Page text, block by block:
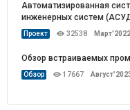
Автоматизированная
инженерных систем
Проект 32538 Март’2022
Обзор встраиваемых
Обзор 17667